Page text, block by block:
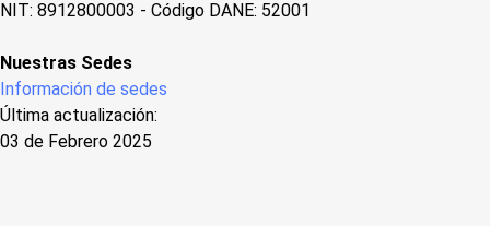
NIT: 8912800003 - Código DANE: 52001
Nuestras Sedes
Información de sedes
Última actualización:
03 de Febrero 2025